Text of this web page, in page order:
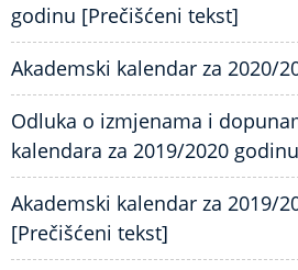
godinu [Prečišćeni tekst]
Akademski kalendar za 2020/
Odluka o izmjenama i
kalendara za 2019/2020 godinu
Akademski kalendar za 2019/
[Prečišćeni tekst]